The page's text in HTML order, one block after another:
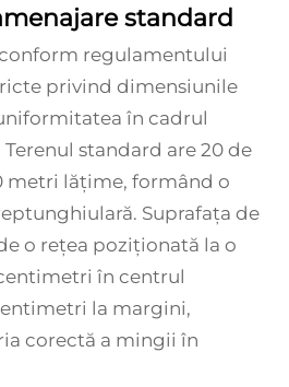
standard
regulamentului
privind dimensiunile
în cadrul
standard are 20 de
metri lățime, formând o
Suprafața de
o rețea poziționată la o
în centrul
la margini,
corectă a mingii în